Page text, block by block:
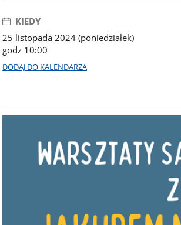
KIEDY
25 listopada 2024 (poniedziałek)
godz 10:00
DODAJ DO KALENDARZA